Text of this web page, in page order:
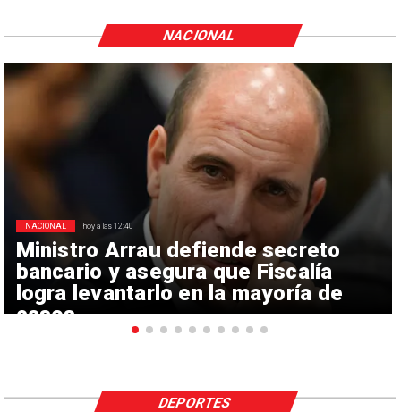
Ministro Arrau defiende secreto
bancario y asegura que Fiscalía
logra levantarlo en la mayoría de
casos
NACIONAL hoy a las 12:40
NACIONAL
DEPORTES